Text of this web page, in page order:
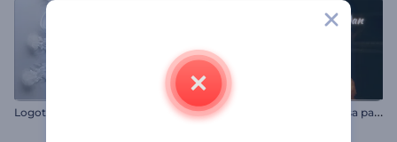
L
ogotipo com Fumaça em Câmera Lenta A
bertura de Vídeo Luminosa para o Ramadã